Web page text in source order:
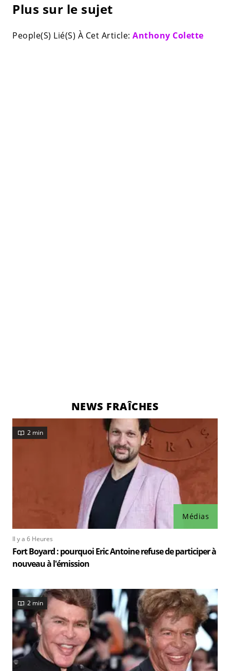
Plus sur le sujet
People(S) Lié(S) À Cet Article: Anthony Colette
NEWS FRAÎCHES
Médias
2 min
Il y a 6 Heures
Fort Boyard : pourquoi Eric Antoine refuse de participer à
nouveau à l'émission
2 min